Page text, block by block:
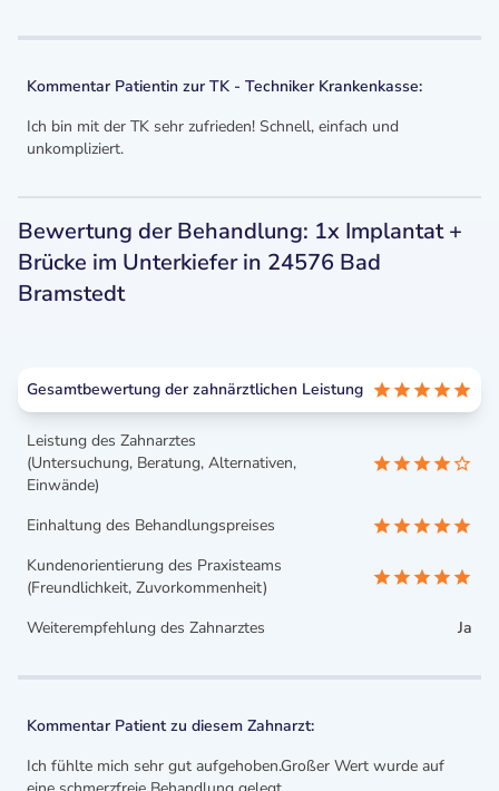
Kommentar Patientin zur TK - Techniker Krankenkasse:
Ich bin mit der TK sehr zufrieden! Schnell, einfach und
unkompliziert.
Bewertung der Behandlung: 1x Implantat +
Brücke im Unterkiefer in 24576 Bad
Bramstedt
Gesamtbewertung der zahnärztlichen Leistung
Leistung des Zahnarztes
(Untersuchung, Beratung, Alternativen,
Einwände)
Einhaltung des Behandlungspreises
Kundenorientierung des Praxisteams
(Freundlichkeit, Zuvorkommenheit)
Weiterempfehlung des Zahnarztes
Ja
Kommentar Patient zu diesem Zahnarzt:
Ich fühlte mich sehr gut aufgehoben.Großer Wert wurde auf